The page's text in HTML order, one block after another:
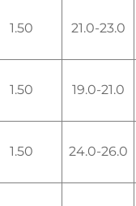
1.50 21.0-23.0
1.50 19.0-21.0
1.50 24.0-26.0